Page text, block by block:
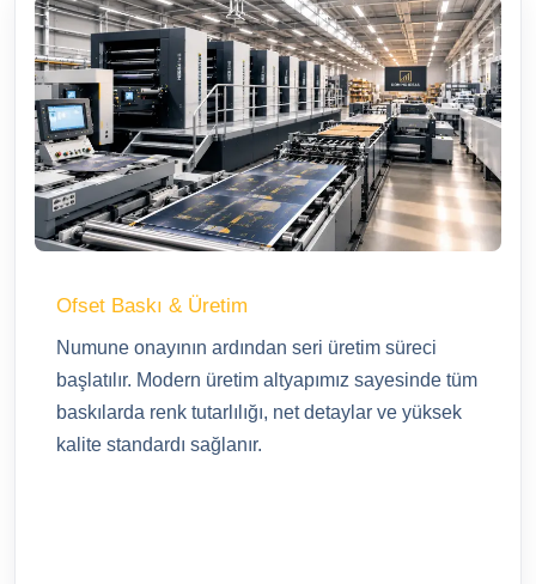
Ofset Baskı & Üretim
Numune onayının ardından seri üretim süreci
başlatılır. Modern üretim altyapımız sayesinde tüm
baskılarda renk tutarlılığı, net detaylar ve yüksek
kalite standardı sağlanır.